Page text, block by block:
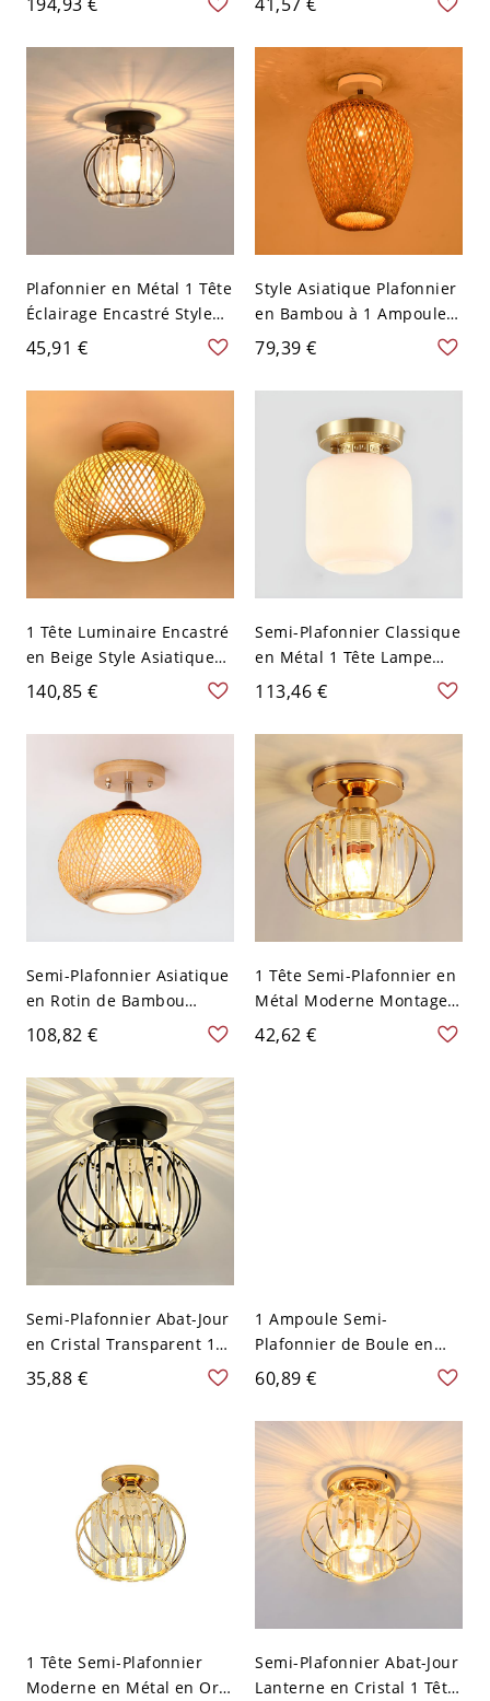
Forme de Lanterne à 1
Tête - 110 V-120 V 40,64
Cristal - Or 110 V-120 V
Lanterne
Plafonnier en Métal 1 Tête
Éclairage Encastré Style
Moderne Abat-Jour en
Cristal - Noir 110 V-120 V
Lanterne
45,91 €
Style Asiatique Plafonnier
en Bambou à 1 Ampoule
Luminaire Encastré pour
Balcon - 110 V-120 V
Lanterne
79,39 €
1 Tête Luminaire Encastré
en Beige Style Asiatique
Plafonnier en Bambou
Forme de Lanterne - 110
V-120 V 35,56 cm
140,85 €
Semi-Plafonnier Classique
en Métal 1 Tête Lampe
Semi-Encastrée en Or
Abat-Jour en Verre - 110
V-120 V Lanterne
113,46 €
Semi-Plafonnier Asiatique
en Rotin de Bambou
Lampe Semi-Encastrée en
Beige - 110 V-120 V Grand
Lanterne
108,82 €
1 Tête Semi-Plafonnier en
Métal Moderne Montage
Semi-Encastré en Cristal
pour Couloir - Or 110 V-
42,62 €
Semi-Plafonnier Abat-Jour
en Cristal Transparent 1
Tête Lampe Semi-
Encastrée Moderne - Noir
35,88 €
1 Ampoule Semi-
Plafonnier de Boule en
Cristal Moderne Montage
Semi-Encastré en Métal -
Noir 110 V-120 V
60,89 €
1 Tête Semi-Plafonnier
Moderne en Métal en Or
Semi-Plafonnier Abat-Jour
Lanterne en Cristal 1 Tête